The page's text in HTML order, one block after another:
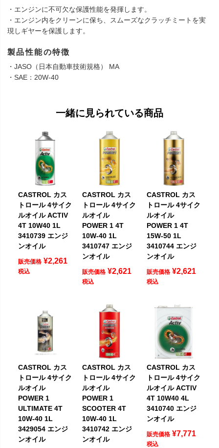
・エンジンに不可欠な保護性能を発揮します。
・エンジン内をクリーンに保ち、スムーズなクラッチミートを実
現しギヤーを保護します。
製品性能の特徴
・JASO（日本自動車技術規格） MA
・SAE：20W-40
一緒に見られている商品
CASTROL カス
トロール 4サイク
ルオイル ACTIV
4T 10W40 1L
3410739 エンジ
ンオイル
販売価格 ¥2,261
税込
CASTROL カス
トロール 4サイク
ルオイル
POWER 1 4T
10W-40 1L
3410747 エンジ
ンオイル
販売価格 ¥2,621
税込
CASTROL カス
トロール 4サイク
ルオイル
POWER 1 4T
15W-50 1L
3410744 エンジ
ンオイル
販売価格 ¥2,621
税込
CASTROL カス
トロール 4サイク
ルオイル
POWER 1
ULTIMATE 4T
10W-40 1L
3429054 エンジ
ンオイル
CASTROL カス
トロール 4サイク
ルオイル
POWER 1
SCOOTER 4T
10W-40 1L
3410742 エンジ
ンオイル
CASTROL カス
トロール 4サイク
ルオイル ACTIV
4T 10W40 4L
3410740 エンジ
ンオイル
販売価格 ¥7,771
税込